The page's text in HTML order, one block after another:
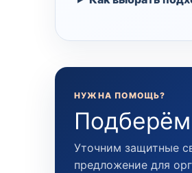
НУЖНА ПОМОЩЬ?
Уточним защитные
предложение для